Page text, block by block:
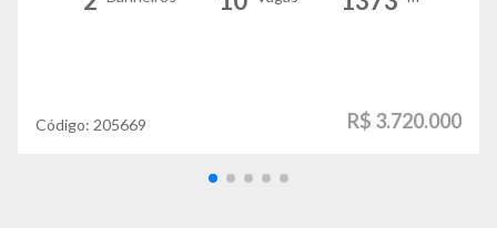
Código: 205669 R$ 3.720.000